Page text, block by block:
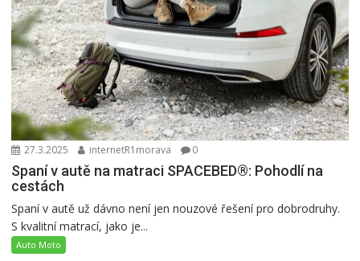
27.3.2025 internetR1morava 0
Spaní v autě na matraci SPACEBED®: Pohodlí na
cestách
Spaní v autě už dávno není jen nouzové řešení pro dobrodruhy.
S kvalitní matrací, jako je...
Auto Moto